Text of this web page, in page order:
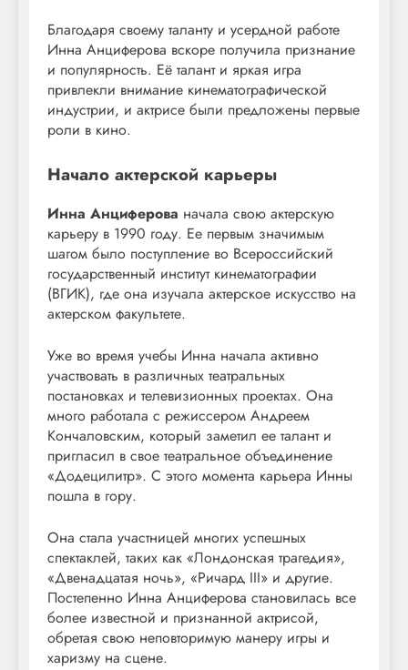
Благодаря своему таланту и усердной работе
Инна Анциферова вскоре получила признание
и популярность. Её талант и яркая игра
привлекли внимание кинематографической
индустрии, и актрисе были предложены первые
роли в кино.
Начало актерской карьеры
Инна Анциферова начала свою актерскую
карьеру в 1990 году. Ее первым значимым
шагом было поступление во Всероссийский
государственный институт кинематографии
(ВГИК), где она изучала актерское искусство на
актерском факультете.
Уже во время учебы Инна начала активно
участвовать в различных театральных
постановках и телевизионных проектах. Она
много работала с режиссером Андреем
Кончаловским, который заметил ее талант и
пригласил в свое театральное объединение
«Додецилитр». С этого момента карьера Инны
пошла в гору.
Она стала участницей многих успешных
спектаклей, таких как «Лондонская трагедия»,
«Двенадцатая ночь», «Ричард III» и другие.
Постепенно Инна Анциферова становилась все
более известной и признанной актрисой,
обретая свою неповторимую манеру игры и
харизму на сцене.